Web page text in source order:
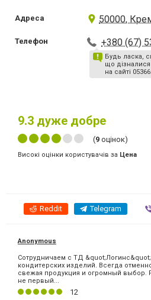
Адреса 50000,
Телефон +380 (67)
Будь ласка,
що
на сайті
9.3 дуже добре
(9 оцінок)
Високі оцінки користувачів за Цена
Reddit Telegram
Anonymous
Сотрудничаем с ТД &quot;Логинс&quot;
кондитерских изделий. Всегда
свежая продукция и огромный выбор.
не первый...
12